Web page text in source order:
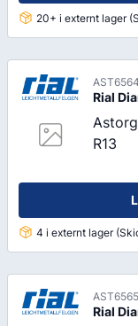
20+ i externt lager
Rial
R13
4 i externt lager
Rial